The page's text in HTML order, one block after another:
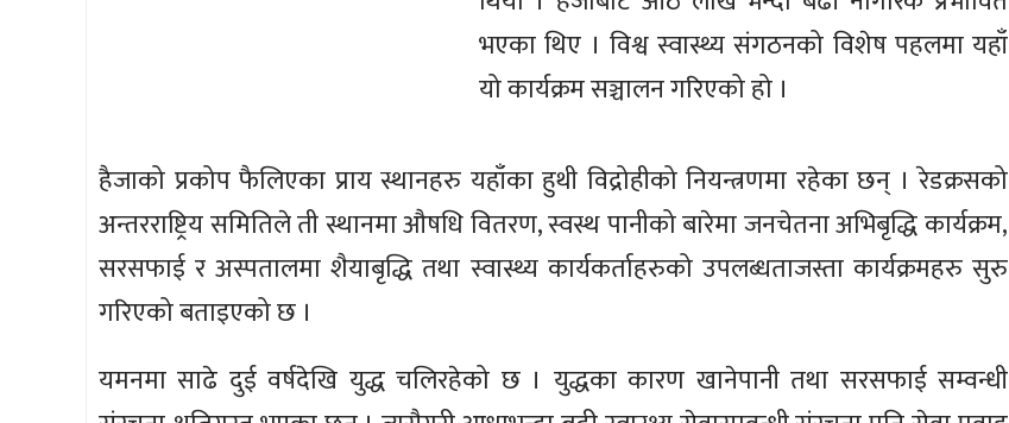
भएका थिए । विश्व स्वास्थ्य संगठनको विशेष पहलमा यहाँ
यो कार्यक्रम सञ्चालन गरिएको हो ।
हैजाको प्रकोप फैलिएका प्राय स्थानहरु यहाँका हुथी विद्रोहीको नियन्त्रणमा रहेका छन् । रेडक्रसको
अन्तरराष्ट्रिय समितिले ती स्थानमा औषधि वितरण, स्वस्थ पानीको बारेमा जनचेतना अभिबृद्धि कार्यक्रम,
सरसफाई र अस्पतालमा शैयाबृद्धि तथा स्वास्थ्य कार्यकर्ताहरुको उपलब्धताजस्ता कार्यक्रमहरु सुरु
गरिएको बताइएको छ ।
यमनमा साढे दुई वर्षदेखि युद्ध चलिरहेको छ । युद्धका कारण खानेपानी तथा सरसफाई सम्वन्धी